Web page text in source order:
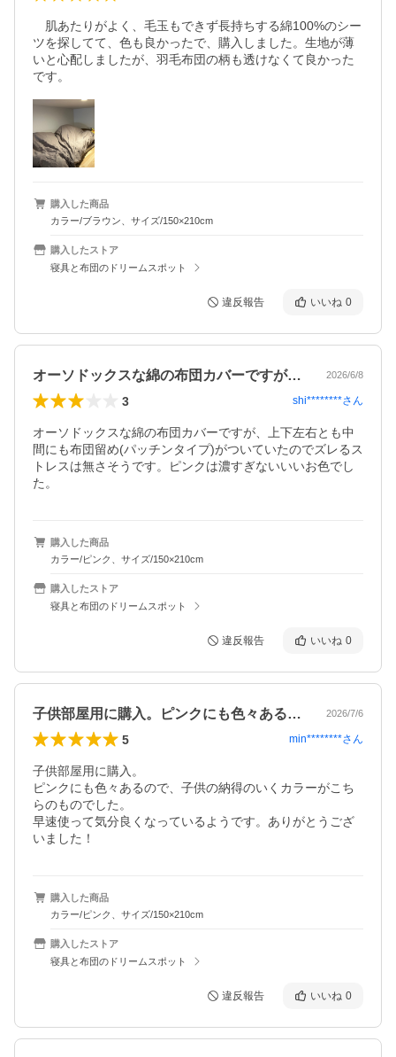
肌あたりがよく、毛玉もできず長持ちする綿100%のシー
ツを探してて、色も良かったで、購入しました。生地が薄
いと心配しましたが、羽毛布団の柄も透けなくて良かった
です。
購入した商品
カラー/ブラウン、サイズ/150×210cm
購入したストア
寝具と布団のドリームスポット
違反報告 いいね 0
オーソドックスな綿の布団カバーですが、… 2026/6/8
3 shi********さん
オーソドックスな綿の布団カバーですが、上下左右とも中
間にも布団留め(パッチンタイプ)がついていたのでズレるス
トレスは無さそうです。ピンクは濃すぎないいいお色でし
た。
購入した商品
カラー/ピンク、サイズ/150×210cm
購入したストア
寝具と布団のドリームスポット
違反報告 いいね 0
子供部屋用に購入。ピンクにも色々あるの… 2026/7/6
5 min********さん
子供部屋用に購入。
ピンクにも色々あるので、子供の納得のいくカラーがこち
らのものでした。
早速使って気分良くなっているようです。ありがとうござ
いました！
購入した商品
カラー/ピンク、サイズ/150×210cm
購入したストア
寝具と布団のドリームスポット
違反報告 いいね 0